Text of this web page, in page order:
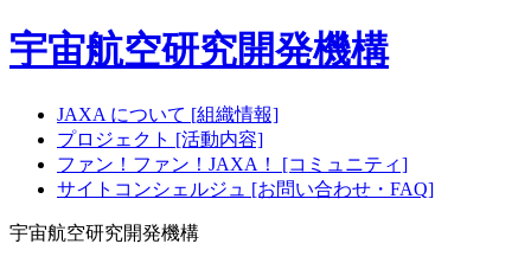
宇宙航空研究開発機構
JAXA について [組織情報]
プロジェクト [活動内容]
ファン！ファン！JAXA！ [コミュニティ]
サイトコンシェルジュ [お問い合わせ・FAQ]
宇宙航空研究開発機構